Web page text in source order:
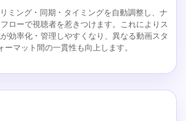
ミング・同期・タイミングを自動調整し、ナ
ローで視聴者を惹きつけます。これによりス
効率化・管理しやすくなり、異なる動画スタ
ーマット間の一貫性も向上します。